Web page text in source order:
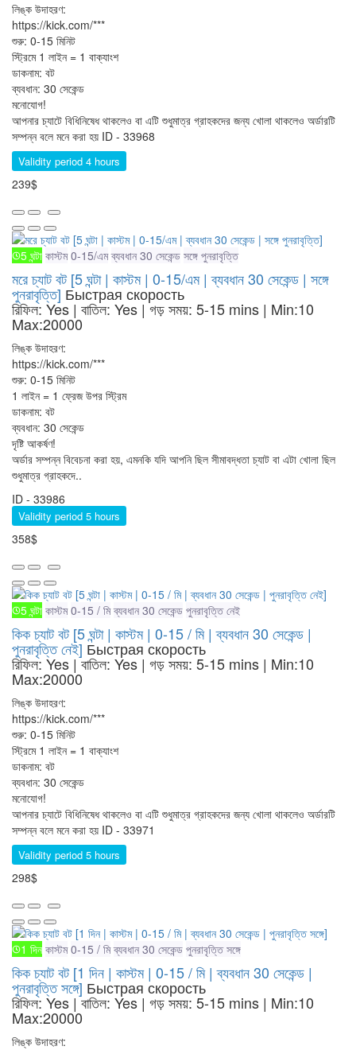
লিঙ্ক উদাহরণ:
https://kick.com/***
শুরু: 0-15 মিনিট
স্ট্রিমে 1 লাইন = 1 বাক্যাংশ
ডাকনাম: বট
ব্যবধান: 30 সেকেন্ড
মনোযোগ!
আপনার চ্যাটে বিধিনিষেধ থাকলেও বা এটি শুধুমাত্র গ্রাহকদের জন্য খোলা থাকলেও অর্ডারটি
সম্পন্ন বলে মনে করা হয় ID - 33968
Validity period 4 hours
239$
5 ঘন্টা কাস্টম 0-15/এম ব্যবধান 30 সেকেন্ড সঙ্গে পুনরাবৃত্তি
মরে চ্যাট বট [5 ঘন্টা | কাস্টম | 0-15/এম | ব্যবধান 30 সেকেন্ড | সঙ্গে
পুনরাবৃত্তি] Быстрая скорость
রিফিল: Yes | বাতিল: Yes | গড় সময়: 5-15 mins | Min:10
Max:20000
লিঙ্ক উদাহরণ:
https://kick.com/***
শুরু: 0-15 মিনিট
1 লাইন = 1 ফ্রেজ উপর স্ট্রিম
ডাকনাম: বট
ব্যবধান: 30 সেকেন্ড
দৃষ্টি আকর্ষণ!
অর্ডার সম্পন্ন বিবেচনা করা হয়, এমনকি যদি আপনি ছিল সীমাবদ্ধতা চ্যাট বা এটা খোলা ছিল
শুধুমাত্র গ্রাহকদে..
ID - 33986
Validity period 5 hours
358$
5 ঘন্টা কাস্টম 0-15 / মি ব্যবধান 30 সেকেন্ড পুনরাবৃত্তি নেই
কিক চ্যাট বট [5 ঘন্টা | কাস্টম | 0-15 / মি | ব্যবধান 30 সেকেন্ড |
পুনরাবৃত্তি নেই] Быстрая скорость
রিফিল: Yes | বাতিল: Yes | গড় সময়: 5-15 mins | Min:10
Max:20000
লিঙ্ক উদাহরণ:
https://kick.com/***
শুরু: 0-15 মিনিট
স্ট্রিমে 1 লাইন = 1 বাক্যাংশ
ডাকনাম: বট
ব্যবধান: 30 সেকেন্ড
মনোযোগ!
আপনার চ্যাটে বিধিনিষেধ থাকলেও বা এটি শুধুমাত্র গ্রাহকদের জন্য খোলা থাকলেও অর্ডারটি
সম্পন্ন বলে মনে করা হয় ID - 33971
Validity period 5 hours
298$
1 দিন কাস্টম 0-15 / মি ব্যবধান 30 সেকেন্ড পুনরাবৃত্তি সঙ্গে
কিক চ্যাট বট [1 দিন | কাস্টম | 0-15 / মি | ব্যবধান 30 সেকেন্ড |
পুনরাবৃত্তি সঙ্গে] Быстрая скорость
রিফিল: Yes | বাতিল: Yes | গড় সময়: 5-15 mins | Min:10
Max:20000
লিঙ্ক উদাহরণ: